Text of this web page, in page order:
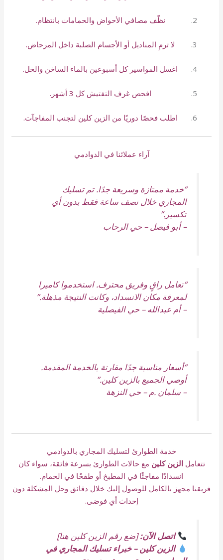
نظّف مصافي الأحواض والحمامات بانتظام.
لا ترمِ المناديل أو الأجسام الصلبة داخل المرحاض.
اغسل المواسير كل أسبوعين بالماء الساخن والخل.
افحص غرف التفتيش كل 3 أشهر.
اطلب فحصًا دوريًا من الزين كلين لتجنب المفاجآت.
آراء عملائنا في الدوادمي
“خدمة ممتازة وسريعة جدًا. تم تسليك
المجاري خلال نصف ساعة فقط بدون أي
تكسير.”
–أبو فيصل – حي الرحاب
“تعامل راقٍ وفريق محترف. استخدموا كاميرا
لمعرفة مكان الانسداد، وكانت النتيجة مذهلة.”
–أم عبدالله – حي الفيصلية
“أسعار مناسبة جدًا مقارنة بالخدمة المقدمة.
أوصي الجميع بالزين كلين.”
– سلمان .م – حي النزهة
خدمة الطوارئ لتسليك المجاري بالدوادمي
تتعاملالزين كلين مع حالات الطوارئ بسرعة فائقة، سواء كان
انسدادًا مفاجئًا في المطبخ أو طفحًا في الحمام.
فريقنا مجهز بالكامل للوصول إليك خلال دقائق وحل المشكلة دون
إحداث أي فوضى.
اتصل الآن:[ضع رقم الزين كلين هنا]
الزين كلين – خبراء تسليك المجاري في